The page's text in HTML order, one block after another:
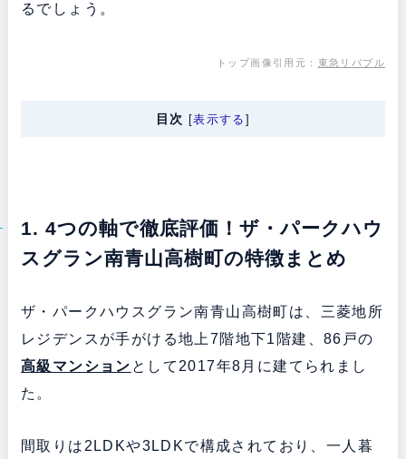
るでしょう。
トップ画像引用元： 東急リバブル
目次 [表示する
1. 4つの軸で徹底評価！ザ・パークハウ
スグラン南青山高樹町の特徴まとめ
ザ・パークハウスグラン南青山高樹町は、三菱地所
レジデンスが手がける地上7階地下1階建、86戸の
高級マンション として2017年8月に建てられまし
た。
間取りは2LDKや3LDKで構成されており、一人暮